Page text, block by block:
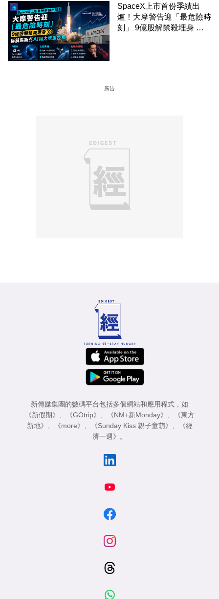
SpaceX上市首份季績出
爐！大摩警告迎「最危險時
刻」 9億股解禁殺埋身 拆
廣告
新傳媒集團的數碼平台包括多個網站和應用程式，如
《新假期》
《GOtrip》 《NM+新Monday》
《東方
新地》
《more》 《Sunday Kiss 親子童萌》
《經
濟一週》
。